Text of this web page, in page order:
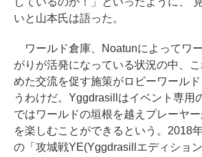
いと山本氏は語った。
ワールド倉庫、Noatunによってワ
がりが活発になっている状況の中、
めた交流を促す施策がロビーワール
うわけだ。Yggdrasillはイベント専用
ではワールドの垣根を越えプレーヤ
を楽しむことができるという。2018
の「攻城戦YE(Yggdrasillエディショ